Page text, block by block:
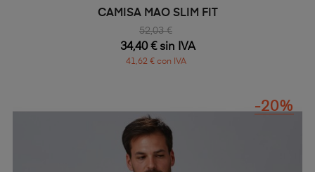
CAMISA MAO SLIM FIT
52,03 €
34,40 € sin IVA
41,62 € con IVA
-20%